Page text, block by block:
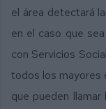
el área detectará
en el caso que
con Servicios
todos los mayores
que pueden